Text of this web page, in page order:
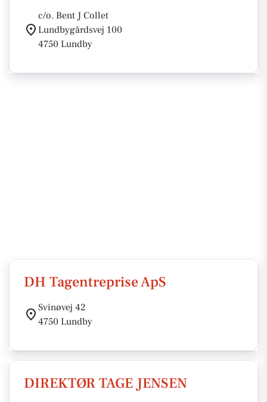
c/o. Bent J Collet
Lundbygårdsvej 100
4750 Lundby
DH Tagentreprise ApS
Svinøvej 42
4750 Lundby
DIREKTØR TAGE JENSEN